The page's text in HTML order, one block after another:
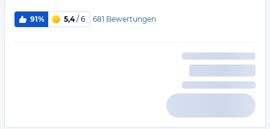
91% 5,4/ 6 681 Bewertungen